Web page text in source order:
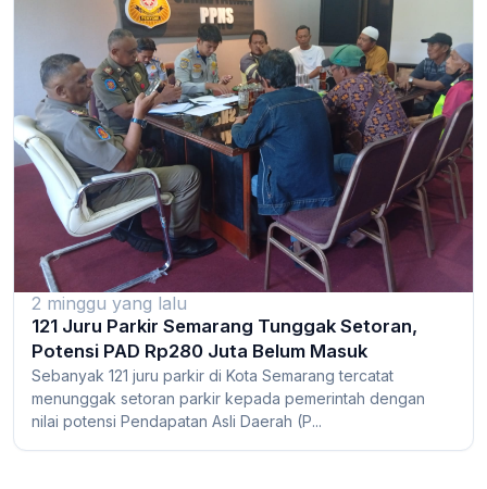
2 minggu yang lalu
121 Juru Parkir Semarang Tunggak Setoran,
Potensi PAD Rp280 Juta Belum Masuk
Sebanyak 121 juru parkir di Kota Semarang tercatat
menunggak setoran parkir kepada pemerintah dengan
nilai potensi Pendapatan Asli Daerah (P...